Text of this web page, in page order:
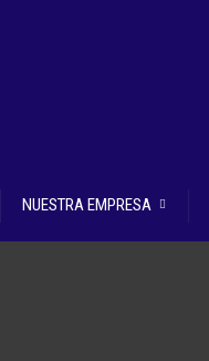
NUESTRA EMPRESA